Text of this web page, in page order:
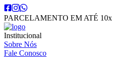
PARCELAMENTO EM ATÉ 10x
Institucional
Sobre Nós
Fale Conosco